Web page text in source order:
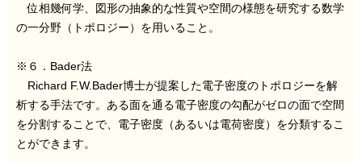
位相幾何学、図形の抽象的な性質や空間の様態を研究する数学
の一分野（トポロジー）を用いること。
※６．Bader法
Richard F.W.Bader博士が提案した電子密度のトポロジーを解
析する手法です。ある面を通る電子密度の勾配がゼロの面で空間
を分割することで、電子密度（あるいは電荷密度）を分類するこ
とができます。